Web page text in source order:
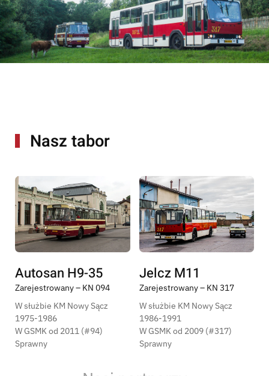
Nasz tabor
Autosan H9-35
Zarejestrowany – KN 094
W służbie KM Nowy Sącz
1975-1986
W GSMK od 2011 (#94)
Sprawny
Jelcz M11
Zarejestrowany – KN 317
W służbie KM Nowy Sącz
1986-1991
W GSMK od 2009 (#317)
Sprawny